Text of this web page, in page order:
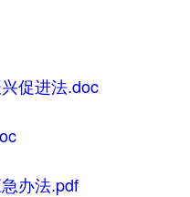
促进法.doc
办法.pdf